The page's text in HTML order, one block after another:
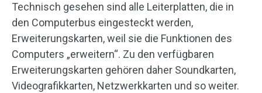
Technisch gesehen sind alle Leiterplatten, die in
den Computerbus eingesteckt werden,
Erweiterungskarten, weil sie die Funktionen des
Computers „erweitern“. Zu den verfügbaren
Erweiterungskarten gehören daher Soundkarten,
Videografikkarten, Netzwerkkarten und so weiter.